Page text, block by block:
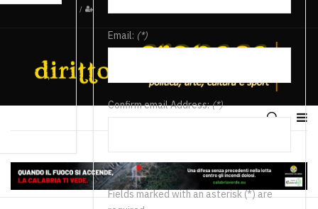
/
Email: (*)
Confirm email Address:(*)
Fields marked with an asterisk (*) are